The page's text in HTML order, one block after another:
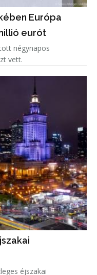
Európa
eurót
négynapos
vett.
éjszakai